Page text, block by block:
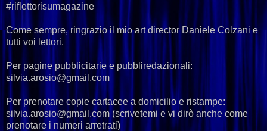
#riflettorisumagazine
Come sempre, ringrazio il mio art director Daniele Colzanie
tutti voi lettori.
Per pagine pubblicitarie e pubbliredazionali:
silvia.arosio@gmail.com
Per prenotare copie cartacee a domicilio e ristampe:
silvia.arosio@gmail.com (scrivetemi e vi dirò anche come
prenotare i numeri arretrati)